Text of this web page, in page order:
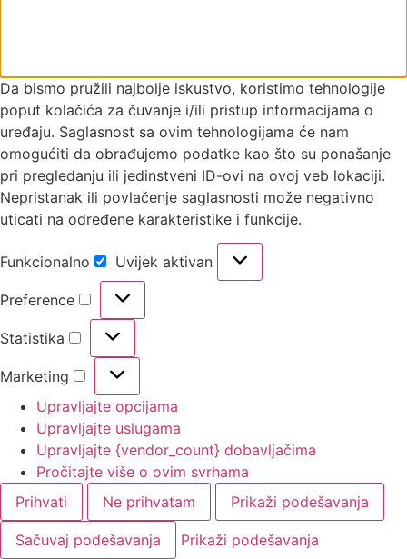
Da bismo pružili najbolje iskustvo, koristimo tehnologije
poput kolačića za čuvanje i/ili pristup informacijama o
uređaju. Saglasnost sa ovim tehnologijama će nam
omogućiti da obrađujemo podatke kao što su ponašanje
pri pregledanju ili jedinstveni ID-ovi na ovoj veb lokaciji.
Nepristanak ili povlačenje saglasnosti može negativno
uticati na određene karakteristike i funkcije.
Funkcionalno Uvijek aktivan
Preference
Statistika
Marketing
Upravljajte opcijama
Upravljajte uslugama
Upravljajte {vendor_count} dobavljačima
Pročitajte više o ovim svrhama
Prihvati
Ne prihvatam Prikaži podešavanja
Sačuvaj podešavanja Prikaži podešavanja